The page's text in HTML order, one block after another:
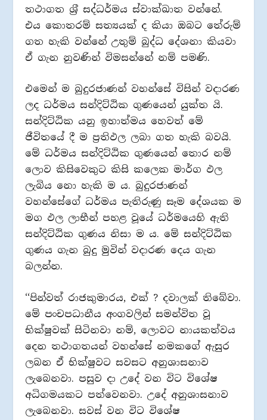
තථාගත ශ‍්‍රී සද්ධර්මය ස්වාක්ඛාත වන්නේ.
එය කොතරම් සත්‍යයක් ද කියා ඔබට තේරුම්
ගත හැකි වන්නේ උතුම් බුද්ධ දේශනා කියවා
ඒ ගැන නුවණින් විමසන්නේ නම් පමණි.
එමෙන් ම බුදුරජාණන් වහන්සේ විසින් වදාරණ
ලද ධර්මය සන්දිට්ඨික ගුණයෙන් යුක්ත යි.
සන්දිට්ඨික යනු ඉහාත්මය හෙවත් මේ
ජීවිතයේ දී ම ප‍්‍රතිඵල ලබා ගත හැකි බවයි.
මේ ධර්මය සන්දිට්ඨික ගුණයෙන් තොර නම්
ලොව කිසිවෙකුට කිසි කලෙක මාර්ග ඵල
ලැබිය නො හැකි ම ය. බුදුරජාණන්
වහන්සේගේ ධර්මය පැතිරුණු සෑම දේශයක ම
මග ඵල ලාභීන් පහළ වූයේ ධර්මයෙහි ඇති
සන්දිට්ඨික ගුණය නිසා ම ය. මේ සන්දිට්ඨික
ගුණය ගැන බුදු මුවින් වදාරණ දෙය ගැන
බලන්න.
‘‘පින්වත් රාජකුමාරය, එක් ? දවාලක් තිබේවා.
මේ පංචපධානීය අංගවලින් සමන්විත වූ
භික්ෂුවක් සිටිනවා නම්, ලොවට නායකත්වය
දෙන තථාගතයන් වහන්සේ නමකගේ ඇසුර
ලබන ඒ භික්ෂුවට සවසට අනුශාසනාව
ලැබෙනවා. පසුව දා උදේ වන විට විශේෂ
අධිගමයකට පත්වෙනවා. උදේ අනුශාසනාව
ලැබෙනවා. සවස් වන විට විශේෂ